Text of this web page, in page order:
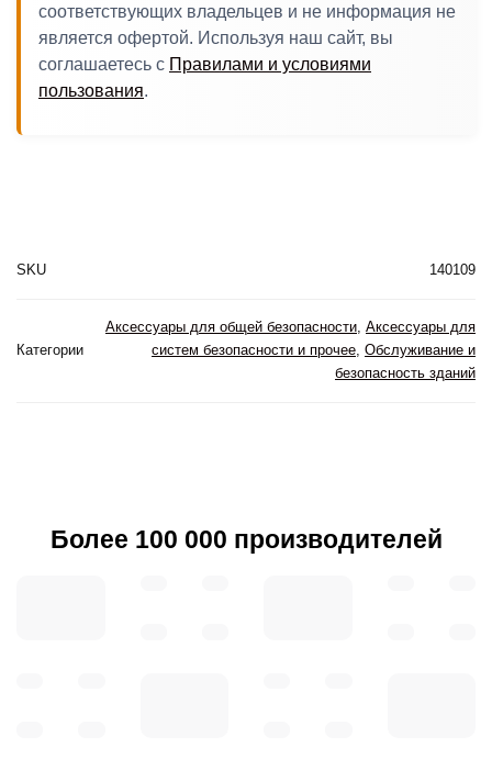
соответствующих владельцев и не информация не
является офертой. Используя наш сайт, вы
соглашаетесь с Правилами и условиями
пользования.
SKU 140109
Категории
Аксессуары для общей безопасности Аксессуары для
систем безопасности и прочее Обслуживание и
безопасность зданий
Более 100 000 производителей